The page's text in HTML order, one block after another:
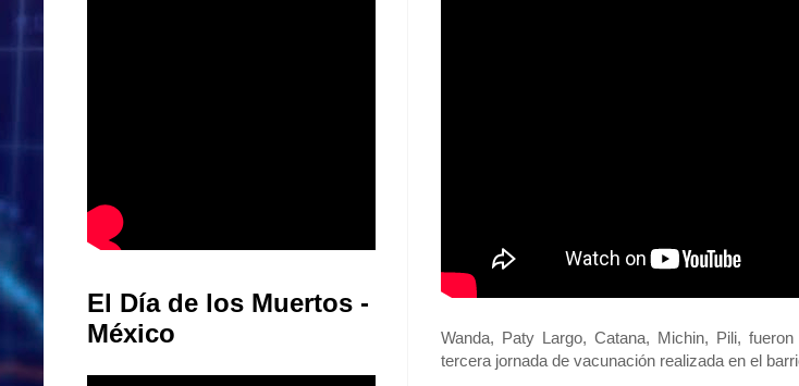
Wanda, Paty Largo, Catana, Michin, Pili,
tercera jornada de vacunación realizada en el
El Día de los Muertos -
México